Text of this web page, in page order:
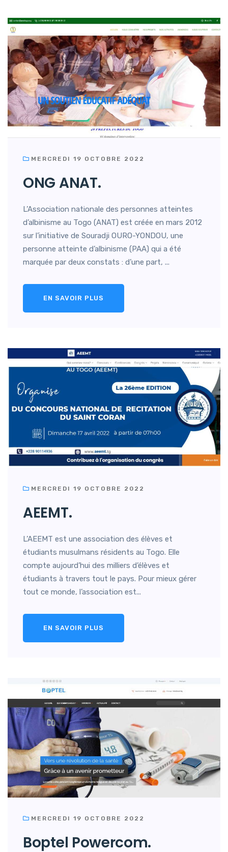
MERCREDI 19 OCTOBRE 2022
ONG ANAT.
L’Association nationale des personnes atteintes
d’albinisme au Togo (ANAT) est créée en mars 2012
sur l’initiative de Souradji OURO-YONDOU, une
personne atteinte d’albinisme (PAA) qui a été
marquée par deux constats : d’une part, ...
EN SAVOIR PLUS
MERCREDI 19 OCTOBRE 2022
AEEMT.
L’AEEMT est une association des élèves et
étudiants musulmans résidents au Togo. Elle
compte aujourd’hui des milliers d’élèves et
étudiants à travers tout le pays. Pour mieux gérer
tout ce monde, l’association est...
EN SAVOIR PLUS
MERCREDI 19 OCTOBRE 2022
Boptel Powercom.